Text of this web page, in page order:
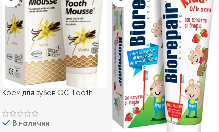
Крем для зубов GC Tooth
Ванильный
В наличии